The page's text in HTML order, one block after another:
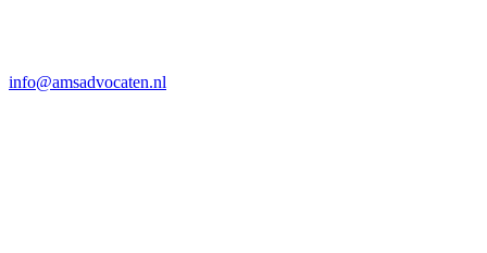
info@amsadvocaten.nl